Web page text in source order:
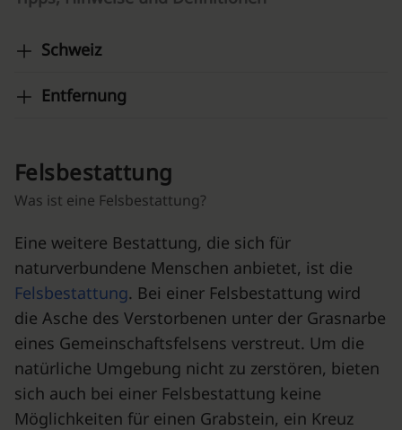
Schweiz
Entfernung
Felsbestattung
Was ist eine Felsbestattung?
Eine weitere Bestattung, die sich für
naturverbundene Menschen anbietet, ist die
Felsbestattung. Bei einer Felsbestattung wird
die Asche des Verstorbenen unter der Grasnarbe
eines Gemeinschaftsfelsens verstreut. Um die
natürliche Umgebung nicht zu zerstören, bieten
sich auch bei einer Felsbestattung keine
Möglichkeiten für einen Grabstein, ein Kreuz